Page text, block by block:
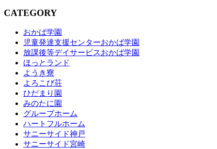
CATEGORY
おかば学園
児童発達支援センターおかば学園
放課後等デイサービスおかば学園
ほっとランド
ようき寮
よろこび荘
ひだまり園
みのたに園
グループホーム
ハートフルホーム
サニーサイド神戸
サニーサイド宮崎